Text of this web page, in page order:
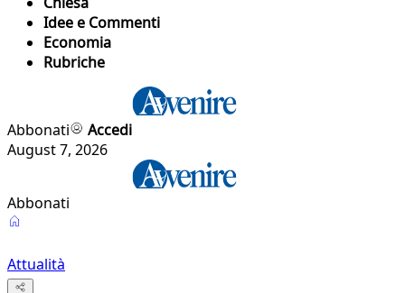
Idee e Commenti
Economia
Rubriche
Abbonati
Accedi
August 7, 2026
Abbonati
Attualità